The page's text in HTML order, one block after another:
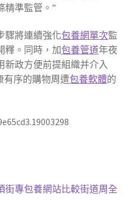
精準監管。”
驟將連續強化包養網單次監
釋。同時，加包養管道年夜
新政方便前提組織并介入
有序的購物周遭包養軟體的
街專包養網站比較街道周全